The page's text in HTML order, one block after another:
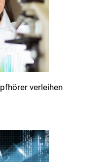
verleihen